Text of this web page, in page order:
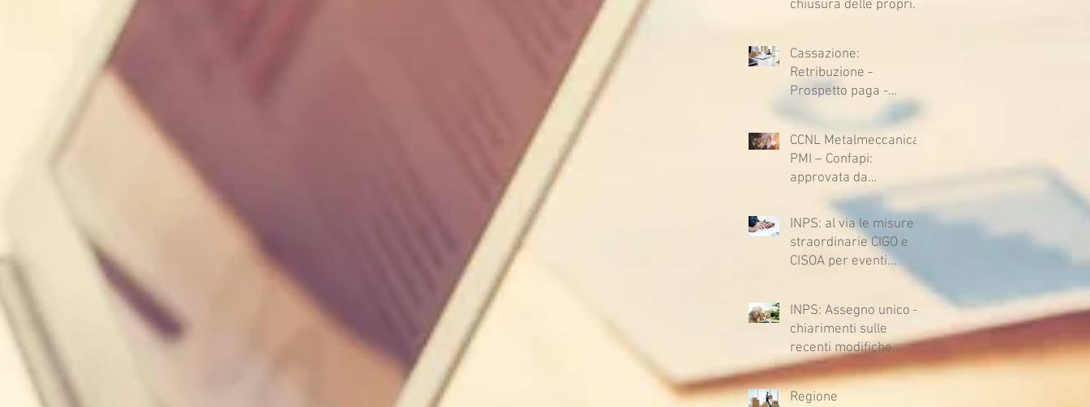
chiusura delle proprie
Cassazione:
Retribuzione -
Prospetto paga -
sfavore del datore di
lavoro - Prova legale -
Sussiste. (Cc, articoli
1362, 2697, 2730,
2732, 2734 e 2735)
CCNL Metalmeccanica
PMI – Confapi:
approvata da
lavoratrici e lavoratori
l’ipotesi di accordo per
il rinnovo del CCNL
INPS: al via le misure
straordinarie CIGO e
CISOA per eventi
climatici eccezionali
INPS: Assegno unico –
chiarimenti sulle
recenti modifiche
legislative
Regione